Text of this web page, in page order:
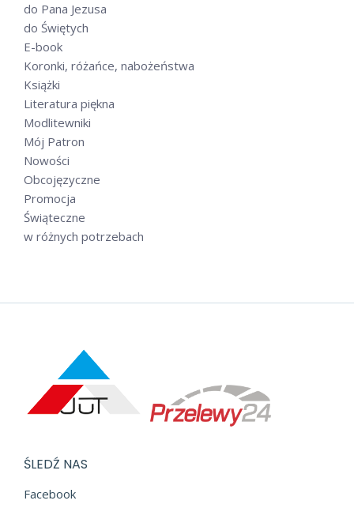
do Pana Jezusa
do Świętych
E-book
Koronki, różańce, nabożeństwa
Książki
Literatura piękna
Modlitewniki
Mój Patron
Nowości
Obcojęzyczne
Promocja
Świąteczne
w różnych potrzebach
ŚLEDŹ NAS
Facebook